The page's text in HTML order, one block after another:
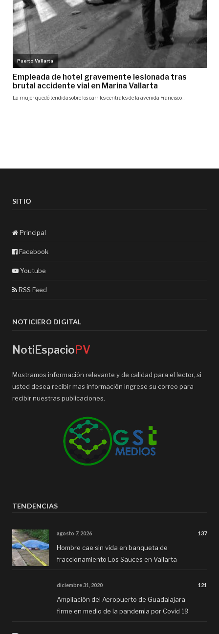
SITIO
Principal
Facebook
Youtube
RSS Feed
NOTICIERO DIGITAL
NotiEspacioPV
Mostramos información relevante y de calidad para el lector, si
usted desea recibir mas información ingrese su correo para
recibir nuestras publicaciones.
TENDENCIAS
agosto 7, 2026 137
Hombre cae sin vida en banqueta de
fraccionamiento Los Sauces en Vallarta
diciembre 31, 2020 121
Ampliación del Aeropuerto de Guadalajara
firme en medio de la pandemia por Covid 19